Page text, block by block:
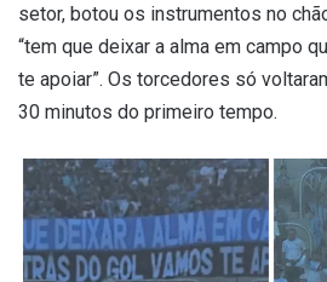
setor, botou os instrumentos no
“tem que deixar a alma em campo
te apoiar”. Os torcedores só
30 minutos do primeiro tempo.